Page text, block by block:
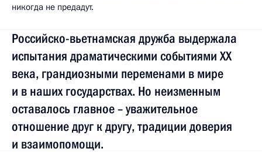
никогда не предадут.
Российско-вьетнамская дружба выдержала
испытания драматическими событиями ХХ
века, грандиозными переменами в мире
и в наших государствах. Но неизменным
оставалось главное – уважительное
отношение друг к другу, традиции доверия
и взаимопомощи.